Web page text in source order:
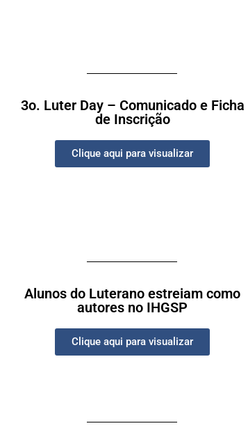
3o. Luter Day – Comunicado e Ficha
de Inscrição
Clique aqui para visualizar
Alunos do Luterano estreiam como
autores no IHGSP
Clique aqui para visualizar